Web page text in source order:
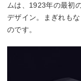
ムは、1923年の最初
デザイン。まぎれも
のです。